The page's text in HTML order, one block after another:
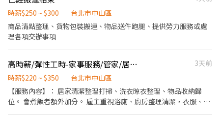
時薪$250 ~ $300
台北市中山區
商品清點整理、貨物包裝搬運、物品送件跑腿、提供勞力服務或處
理各項交辦事項
高時薪/彈性工時-家事服務/管家/居家服務清潔/
3天前
時薪$220 ~ $350
台北市中山區
【服務內容】： 居家清潔整理打掃、洗衣晾衣整理、物品收納歸
位。 會煮飯者額外加分。 雇主重視浴廁、廚房整理清潔，衣服、床